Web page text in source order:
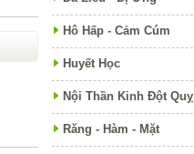
Hô Hấp - Cảm Cúm
Huyết Học
Nội Thần Kinh Đột Quỵ
Răng - Hàm - Mặt